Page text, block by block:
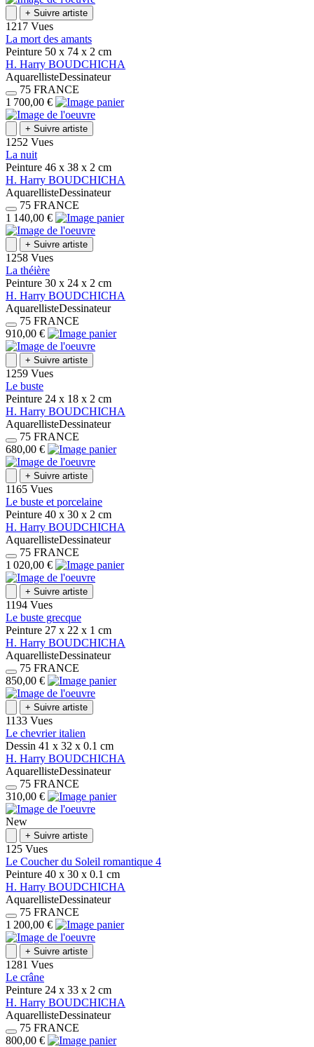
+ Suivre artiste
1217 Vues
La mort des amants
Peinture 50 x 74 x 2 cm
H. Harry BOUDCHICHA
AquarellisteDessinateur
75 FRANCE
1 700,00 €
+ Suivre artiste
1252 Vues
La nuit
Peinture 46 x 38 x 2 cm
H. Harry BOUDCHICHA
AquarellisteDessinateur
75 FRANCE
1 140,00 €
+ Suivre artiste
1258 Vues
La théière
Peinture 30 x 24 x 2 cm
H. Harry BOUDCHICHA
AquarellisteDessinateur
75 FRANCE
910,00 €
+ Suivre artiste
1259 Vues
Le buste
Peinture 24 x 18 x 2 cm
H. Harry BOUDCHICHA
AquarellisteDessinateur
75 FRANCE
680,00 €
+ Suivre artiste
1165 Vues
Le buste et porcelaine
Peinture 40 x 30 x 2 cm
H. Harry BOUDCHICHA
AquarellisteDessinateur
75 FRANCE
1 020,00 €
+ Suivre artiste
1194 Vues
Le buste grecque
Peinture 27 x 22 x 1 cm
H. Harry BOUDCHICHA
AquarellisteDessinateur
75 FRANCE
850,00 €
+ Suivre artiste
1133 Vues
Le chevrier italien
Dessin 41 x 32 x 0.1 cm
H. Harry BOUDCHICHA
AquarellisteDessinateur
75 FRANCE
310,00 €
New
+ Suivre artiste
125 Vues
Le Coucher du Soleil romantique 4
Peinture 40 x 30 x 0.1 cm
H. Harry BOUDCHICHA
AquarellisteDessinateur
75 FRANCE
1 200,00 €
+ Suivre artiste
1281 Vues
Le crâne
Peinture 24 x 33 x 2 cm
H. Harry BOUDCHICHA
AquarellisteDessinateur
75 FRANCE
800,00 €